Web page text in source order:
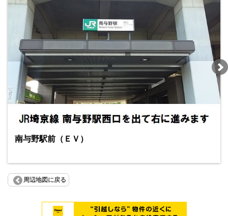
南与野駅前（ＥＶ）
周辺地図に戻る